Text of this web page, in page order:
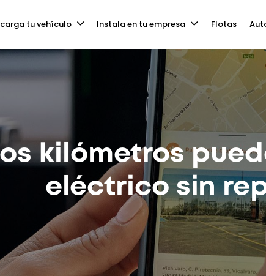
tu vehículo Instala en tu empresa Flotas
kilómetros
eléctrico sin